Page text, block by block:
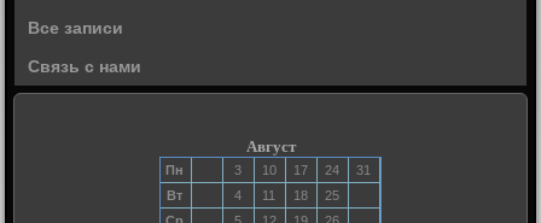
Все записи
Связь с нами
Август
Пн 3 10 17 24
31
Вт
4 11 18
25